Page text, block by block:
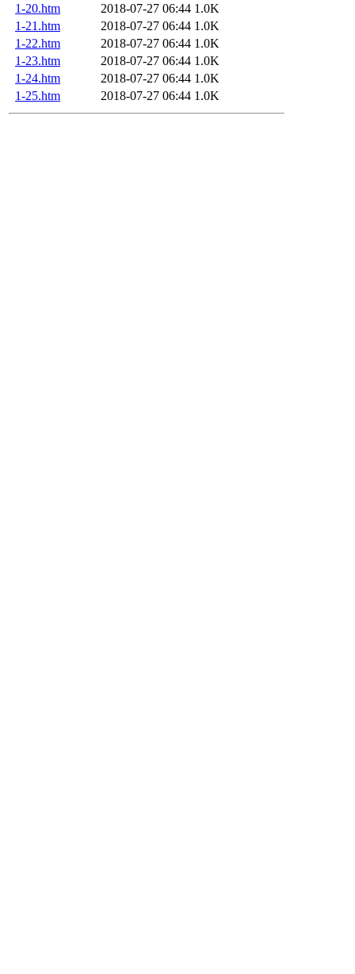
1-20.htm
2018-07-27 06:44 1.0K
1-21.htm
2018-07-27 06:44 1.0K
1-22.htm
2018-07-27 06:44 1.0K
1-23.htm
2018-07-27 06:44 1.0K
1-24.htm
2018-07-27 06:44 1.0K
1-25.htm
2018-07-27 06:44 1.0K